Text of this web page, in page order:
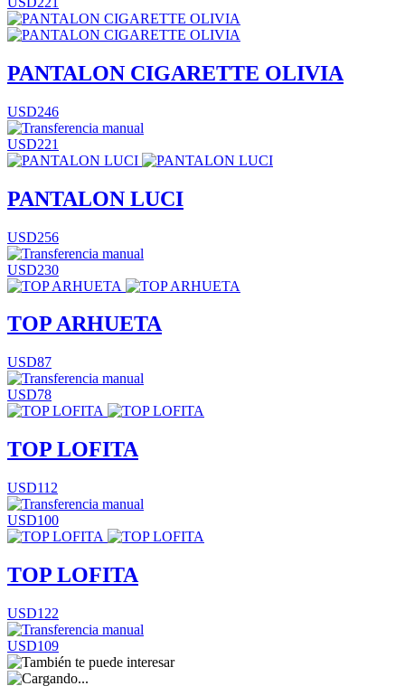
PANTALON CIGARETTE OLIVIA
USD246
USD221
PANTALON LUCI
USD256
USD230
TOP ARHUETA
USD87
USD78
TOP LOFITA
USD112
USD100
TOP LOFITA
USD122
USD109